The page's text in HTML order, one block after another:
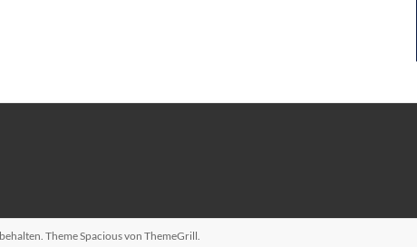
ThemeSpaciousvon ThemeGrill.